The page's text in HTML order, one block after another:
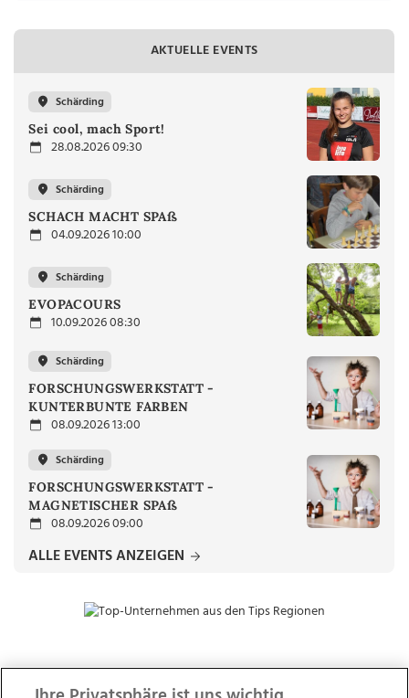
AKTUELLE EVENTS
Schärding
Sei cool, mach Sport!
28.08.2026 09:30
Schärding
SCHACH MACHT SPAß
04.09.2026 10:00
Schärding
EVOPACOURS
10.09.2026 08:30
Schärding
FORSCHUNGSWERKSTATT -
KUNTERBUNTE FARBEN
08.09.2026 13:00
Schärding
FORSCHUNGSWERKSTATT -
MAGNETISCHER SPAß
08.09.2026 09:00
ALLE EVENTS ANZEIGEN
ZUR NACHRICHTENÜBERSICHT